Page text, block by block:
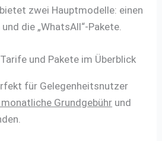
bietet zwei Hauptmodelle: einen
und die „WhatsAll“-Pakete.
für Gelegenheitsnutzer
monatliche Grundgebühr und